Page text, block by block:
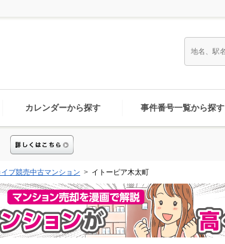
カレンダーから探す 事件番号一覧から探す
ブ競売中古マンション イトーピア木太町